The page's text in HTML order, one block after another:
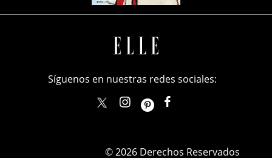
Síguenos en nuestras redes sociales:
elle_mexicoellemexico
© 2026 Derechos Reservados